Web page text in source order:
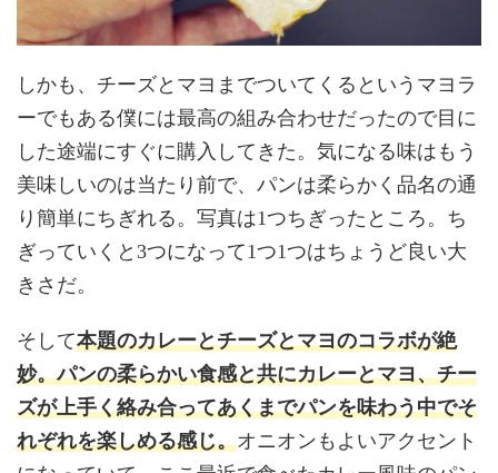
しかも、チーズとマヨまでついてくるというマヨラ
ーでもある僕には最高の組み合わせだったので目に
した途端にすぐに購入してきた。気になる味はもう
美味しいのは当たり前で、パンは柔らかく品名の通
り簡単にちぎれる。写真は1つちぎったところ。ち
ぎっていくと3つになって1つ1つはちょうど良い大
きさだ。
そして本題のカレーとチーズとマヨのコラボが絶
妙。パンの柔らかい食感と共にカレーとマヨ、チー
ズが上手く絡み合ってあくまでパンを味わう中でそ
れぞれを楽しめる感じ。オニオンもよいアクセント